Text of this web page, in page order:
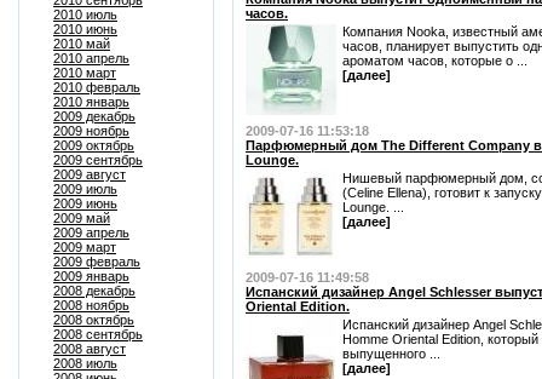
2010 июль
2010 июнь
2010 май
2010 апрель
2010 март
2010 февраль
2010 январь
2009 декабрь
2009 ноябрь
2009 октябрь
2009 сентябрь
2009 август
2009 июль
2009 июнь
2009 май
2009 апрель
2009 март
2009 февраль
2009 январь
2008 декабрь
2008 ноябрь
2008 октябрь
2008 сентябрь
2008 август
2008 июль
часов.
Компания Nooka, известный
часов, планирует выпустить
ароматом часов, которые о ...
[далее]
2009-07-16 11:53:18
Парфюмерный дом The Different Company
Lounge.
Нишевый парфюмерный дом,
(Celine Ellena), готовит к
Lounge. ...
[далее]
2009-07-16 11:49:58
Испанский дизайнер Angel Schlesser
Oriental Edition.
Испанский дизайнер Angel
Homme Oriental Edition,
выпущенного ...
[далее]